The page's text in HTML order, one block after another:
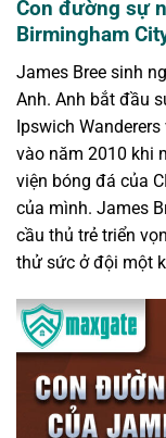
Con đường sự
Birmingham
James Bree sinh
Anh. Anh bắt đầu
Ipswich
vào năm 2010 khi
viện bóng đá của
của mình. James
cầu thủ trẻ triển
thử sức ở đội một